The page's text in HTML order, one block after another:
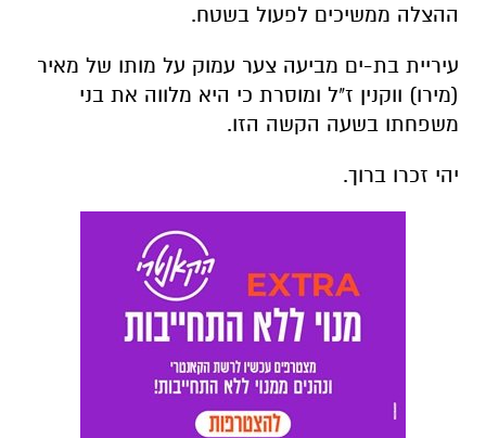
ההצלה ממשיכים לפעול בשטח.
עיריית בת-ים מביעה צער עמוק על מותו של מאיר
(מירו) ווקנין ז"ל ומוסרת כי היא מלווה את בני
משפחתו בשעה הקשה הזו.
יהי זכרו ברוך.